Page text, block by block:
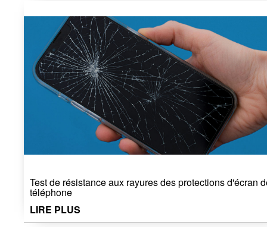
Test de résistance aux rayures des protections d'écran
téléphone
LIRE PLUS